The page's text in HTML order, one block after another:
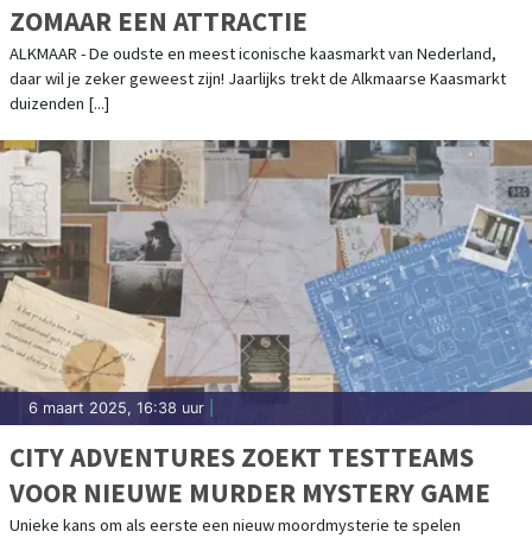
ZOMAAR EEN ATTRACTIE
ALKMAAR - De oudste en meest iconische kaasmarkt van Nederland,
daar wil je zeker geweest zijn! Jaarlijks trekt de Alkmaarse Kaasmarkt
duizenden [...]
6 maart 2025, 16:38 uur
CITY ADVENTURES ZOEKT TESTTEAMS
VOOR NIEUWE MURDER MYSTERY GAME
Unieke kans om als eerste een nieuw moordmysterie te spelen